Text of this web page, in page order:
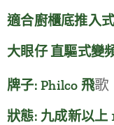
適合廚櫃底推入
大眼仔 直驅式變
牌子: Philco 飛歌
狀態: 九成新以上